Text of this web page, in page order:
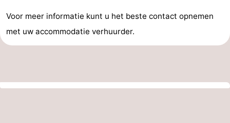
Voor meer informatie kunt u het beste contact opnemen
met uw accommodatie verhuurder.